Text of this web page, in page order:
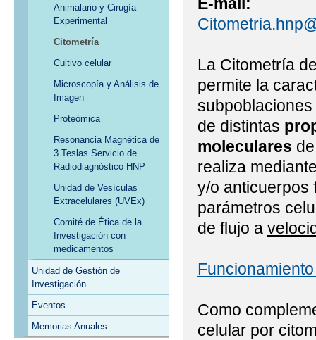
Animalario y Cirugía
Experimental
Citometría
Cultivo celular
Microscopía y Análisis de
Imagen
Proteómica
Resonancia Magnética de
3 Teslas Servicio de
Radiodiagnóstico HNP
Unidad de Vesículas
Extracelulares (UVEx)
Comité de Ética de la
Investigación con
medicamentos
Unidad de Gestión de
Investigación
Eventos
Memorias Anuales
La Citometría
permite la
de distintas
moleculares
realiza
y/o anticuerpos
parámetros
de flujo a
Como
celular por